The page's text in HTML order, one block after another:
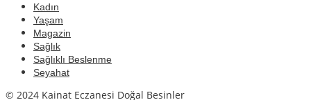
Kadın
Yaşam
Magazin
Sağlık
Sağlıklı Beslenme
Seyahat
© 2024 Kainat Eczanesi Doğal Besinler